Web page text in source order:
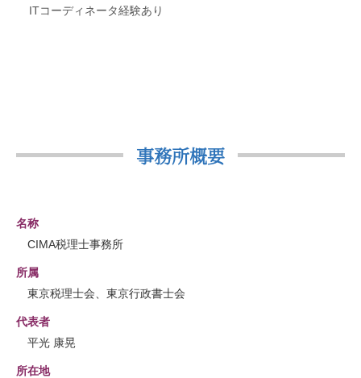
ITコーディネータ経験あり
事務所概要
名称
CIMA税理士事務所
所属
東京税理士会、東京行政書士会
代表者
平光 康晃
所在地